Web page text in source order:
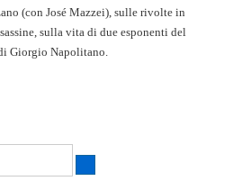
(con José Mazzei), sulle rivolte in
sulla vita di due esponenti del
Giorgio Napolitano.